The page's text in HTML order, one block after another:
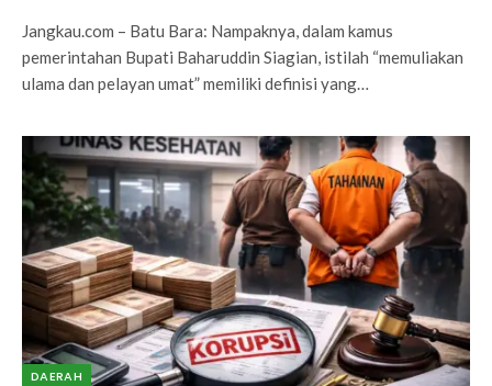
Jangkau.com – Batu Bara: Nampaknya, dalam kamus
pemerintahan Bupati Baharuddin Siagian, istilah “memuliakan
ulama dan pelayan umat” memiliki definisi yang…
DAERAH